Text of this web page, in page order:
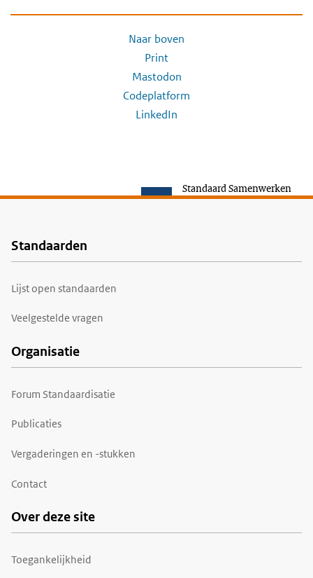
Naar boven
Print
Mastodon
Codeplatform
LinkedIn
Standaard Samenwerken
Voet
Standaarden
Lijst open standaarden
Veelgestelde vragen
Organisatie
Forum Standaardisatie
Publicaties
Vergaderingen en -stukken
Contact
Over deze site
Toegankelijkheid